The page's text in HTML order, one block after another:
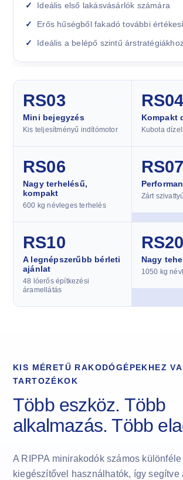
Ideális első lakásvásárlók számára
Erős hűségből fakadó további
Ideális a belépő szintű
RS03
Mini bejegyzés
Kis teljesítményű indítómotor
RS04
Kompakt
Kubota
RS06
Nagy terhelésű,
kompakt
600 kg névleges terhelés
RS07
Zárt
RS10
A legnépszerűbb bérleti
ajánlat
48 lóerős építkezési
áramellátás
RS20
Nagy
1050 kg
KIS MÉRETŰ RAKODÓGÉPEKHEZ
TARTOZÉKOK
Több eszköz. Több
alkalmazás. Több
A RIPPA minirakodók számos
kiegészítővel használhatók, így segítve